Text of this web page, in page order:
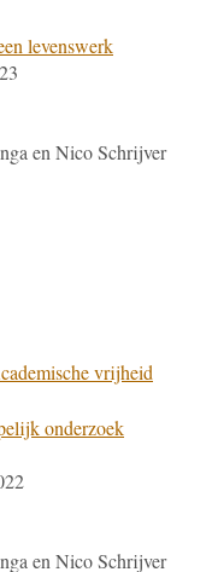
levenswerk
en Nico Schrijver
vrijheid
onderzoek
en Nico Schrijver